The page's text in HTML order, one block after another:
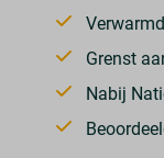
Grenst
Nabij